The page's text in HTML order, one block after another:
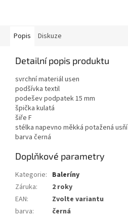
Popis Diskuze
Detailní popis produktu
svrchní materiál usen
podšívka textil
podešev podpatek 15 mm
špička kulatá
šiře F
stélka napevno měkká potažená usňí
barva černá
Doplňkové parametry
Kategorie: Baleríny
Záruka:
2 roky
EAN:
Zvolte variantu
barva:
černá